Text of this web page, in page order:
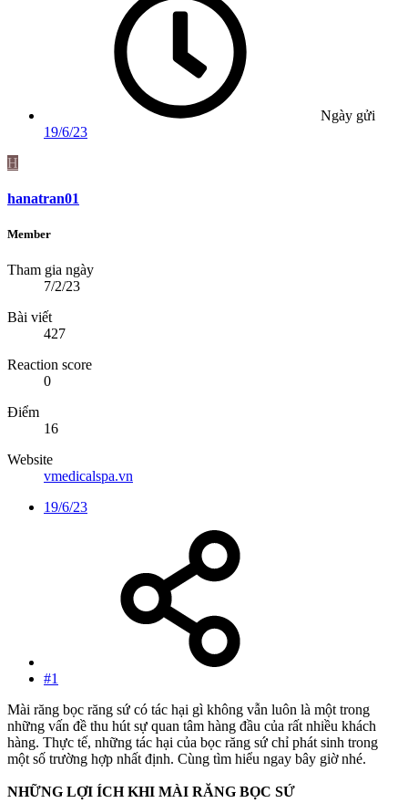
Ngày gửi
19/6/23
H
hanatran01
Member
Tham gia ngày
7/2/23
Bài viết
427
Reaction score
0
Điểm
16
Website
vmedicalspa.vn
19/6/23
#1
Mài răng bọc răng sứ có tác hại gì không vẫn luôn là một trong
những vấn đề thu hút sự quan tâm hàng đầu của rất nhiều khách
hàng. Thực tế, những tác hại của bọc răng sứ chỉ phát sinh trong
một số trường hợp nhất định. Cùng tìm hiểu ngay bây giờ nhé.
NHỮNG LỢI ÍCH KHI MÀI RĂNG BỌC SỨ